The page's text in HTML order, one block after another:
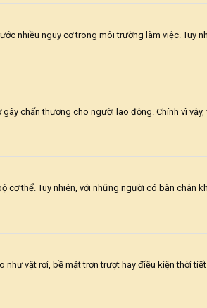
nhiều nguy cơ trong môi trường làm việc. Tuy
chấn thương cho người lao động. Chính vì
thể. Tuy nhiên, với những người có bàn chân
vật rơi, bề mặt trơn trượt hay điều kiện thời